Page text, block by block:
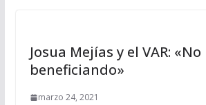
Josua Mejías y el VAR:
beneficiando»
marzo 24, 2021